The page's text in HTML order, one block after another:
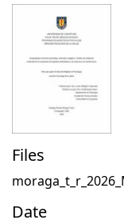
Files
Date